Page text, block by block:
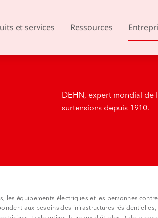
et services Ressources
Belgique
Grèce
Macédoine du
DEHN, expert mondial de
surtensions depuis 1910.
équipements électriques et les personnes
aux besoins des infrastructures